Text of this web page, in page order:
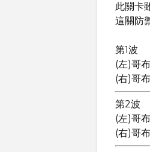
此關卡
這關防
第1波
(左)哥
(右)哥
第2波
(左)哥
(右)哥